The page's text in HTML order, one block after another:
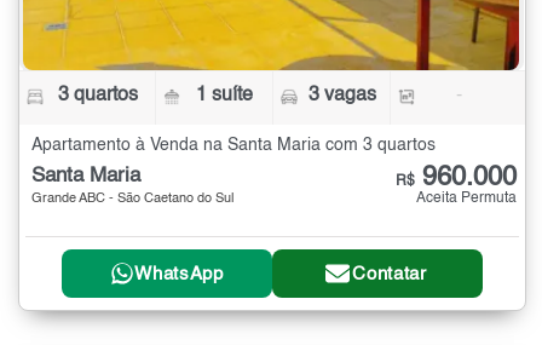
3 quartos 1 suíte 3 vagas -
Apartamento à Venda na Santa Maria com 3 quartos
Santa Maria
Grande ABC - São Caetano do Sul
R$ 960.000
Aceita Permuta
WhatsApp Contatar